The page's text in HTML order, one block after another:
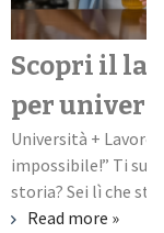
Scopri il
per
Università +
impossibile!” Ti
storia? Sei lì che
Read more »